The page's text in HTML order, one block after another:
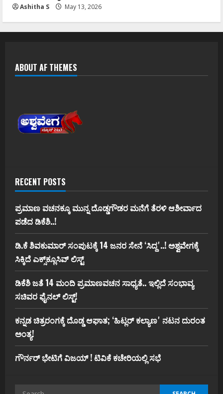
Ashitha S May 13, 2026
ABOUT AF THEMES
RECENT POSTS
ಪ್ರಮಾಣ ವಚನಕ್ಕೂ ಮುನ್ನ ದೊಡ್ಡಗೌಡರ ಮನೆಗೆ ತೆರಳಿ ಆಶೀರ್ವಾದ
ಪಡೆದ ಡಿಕೆಶಿ..!
ಡಿ.ಕೆ ಶಿವಕುಮಾರ್‌ ಸಂಪುಟಕ್ಕೆ 14 ಜನರ ಸೇನೆ ʻಸಿದ್ದʼ..! ಅಶ್ವವೇಗಕ್ಕೆ
ಸಿಕ್ಕಿದೆ ಎಕ್ಸ್‌ಕ್ಲೂಸಿವ್‌ ಲಿಸ್ಟ್‌
ಡಿಕೆಶಿ ಜತೆ 14 ಮಂದಿ ಪ್ರಮಾಣವಚನ ಸಾಧ್ಯತೆ.. ಇಲ್ಲಿದೆ ಸಂಭಾವ್ಯ
ಸಚಿವರ ಫೈನಲ್ ಲಿಸ್ಟ್‌!
ಕನ್ನಡ ಚಿತ್ರರಂಗಕ್ಕೆ ದೊಡ್ಡ ಆಘಾತ; ʻಹಿಟ್ಲರ್ ಕಲ್ಯಾಣʼ ನಟನ ದುರಂತ
ಅಂತ್ಯ!
ಗೌರ್ನರ್‌ ಭೇಟಿಗೆ ವಿಜಯ್‌ ! ಟಿವಿಕೆ ಕಚೇರಿಯಲ್ಲಿ ಸಭೆ
Search